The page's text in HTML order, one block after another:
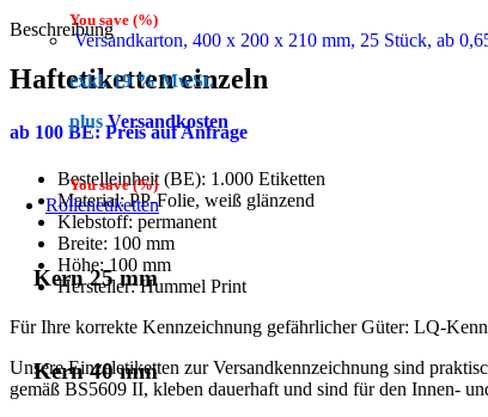
You save (%)
Versandkarton, 400 x 200 x 210 mm, 25 Stück, ab
exkl. 19 % MwSt.
plusVersandkosten
You save(%)
Rollenetiketten
Kern 25 mm
Kern 40 mm
Beschreibung
Haftetiketten einzeln
ab 100 BE: Preis auf Anfrage
Bestelleinheit (BE): 1.000 Etiketten
Material: PP-Folie, weiß glänzend
Klebstoff: permanent
Breite: 100 mm
Höhe: 100 mm
Hersteller: Hummel Print
Für Ihre korrekte Kennzeichnung gefährlicher Güter: LQ-
Unsere Einzeletiketten zur Versandkennzeichnung sind
gemäß BS5609 II, kleben dauerhaft und sind für den Innen-